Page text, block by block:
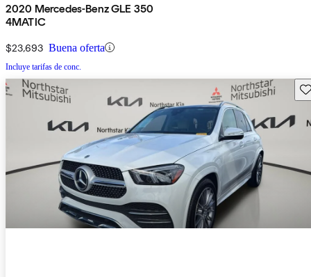
2020 Mercedes-Benz GLE 350
4MATIC
$23,693 Buena oferta
Incluye tarifas de conc.